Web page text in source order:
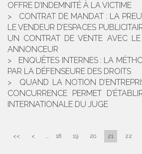
OFFRE D’INDEMNITÉ À LA VICTIME
CONTRAT DE MANDAT : LA
LE VENDEUR D’ESPACES
UN CONTRAT DE VENTE AVEC LE
ANNONCEUR
ENQUÊTES INTERNES : LA
PAR LA DÉFENSEURE DES DROITS
QUAND LA NOTION
CONCURRENCE PERMET
INTERNATIONALE DU JUGE
<< < ... 18 19 20 21 22